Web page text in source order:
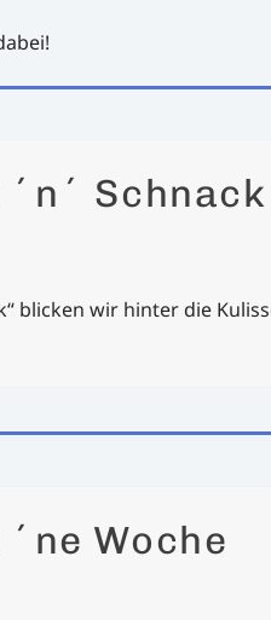
Schnack
blicken wir hinter die
Woche